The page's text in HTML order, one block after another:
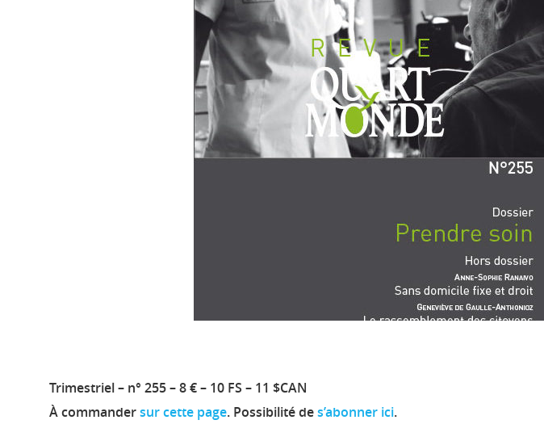
Trimestriel – n° 255 – 8 € – 10 FS – 11 $CAN
À commandersur cette page. Possibilité des’abonner ici.